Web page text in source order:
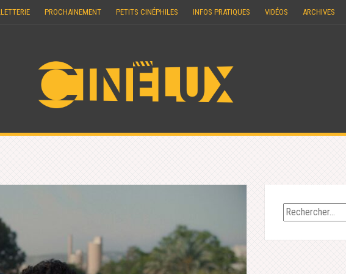
PROCHAINEMENT PETITS CINÉPHILES INFOS PRATIQUES VIDÉOS ARCHIVES
Rechercher :